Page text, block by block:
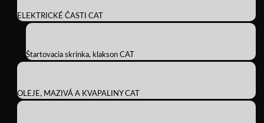
ELEKTRICKÉ ČASTI CAT
Štartovacia skrinka, klakson CAT
OLEJE, MAZIVÁ A KVAPALINY CAT